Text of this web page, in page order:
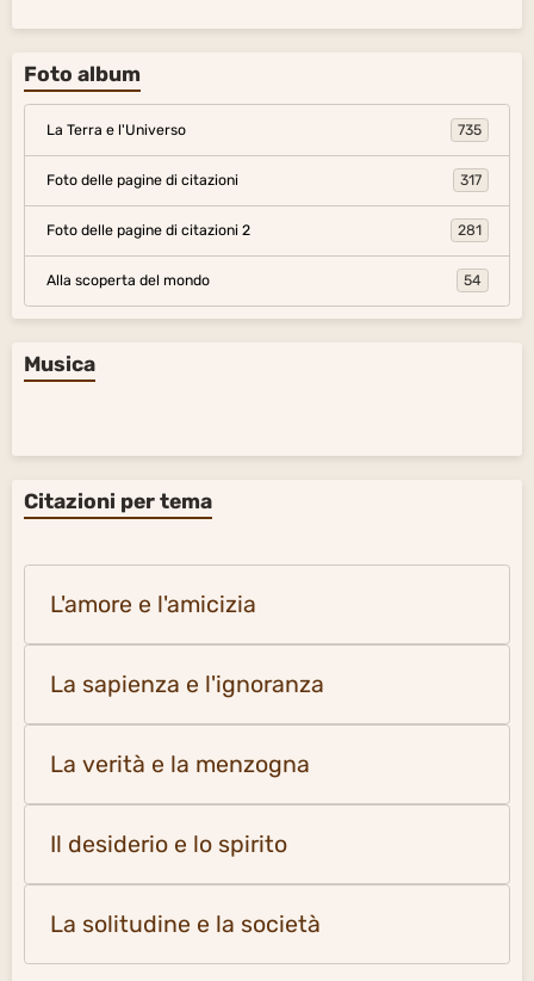
Foto album
La Terra e l'Universo 735
Foto delle pagine di citazioni 317
Foto delle pagine di citazioni 2 281
Alla scoperta del mondo 54
Musica
Citazioni per tema
L'amore e l'amicizia
La sapienza e l'ignoranza
La verità e la menzogna
Il desiderio e lo spirito
La solitudine e la società